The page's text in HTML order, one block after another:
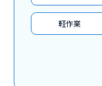
軽作業